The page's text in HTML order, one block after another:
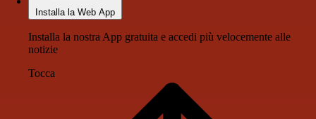
Installa la Web App
Installa la nostra App gratuita e accedi più velocemente alle
notizie
Tocca